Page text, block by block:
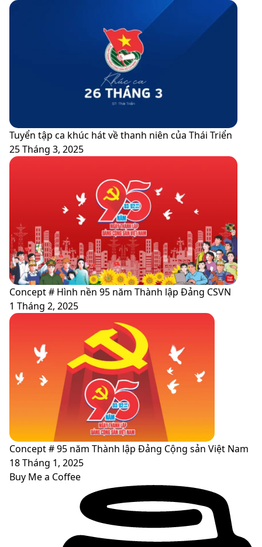
Tuyển tập ca khúc hát về thanh niên của Thái Triển
25 Tháng 3, 2025
Concept # Hình nền 95 năm Thành lập Đảng CSVN
1 Tháng 2, 2025
Concept # 95 năm Thành lập Đảng Cộng sản Việt Nam
18 Tháng 1, 2025
Buy Me a Coffee